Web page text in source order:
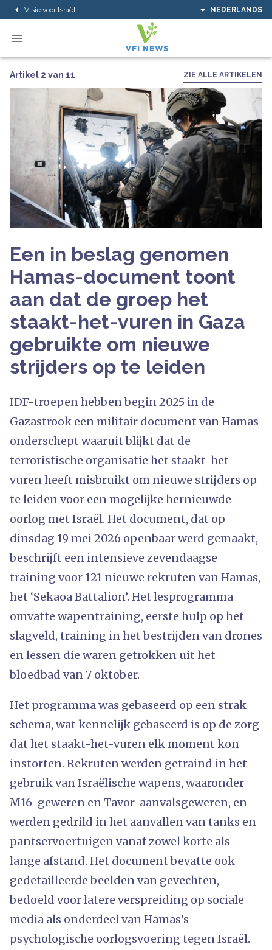
Visie voor Israël NEDERLANDS
Artikel 2 van 11 ZIE ALLE ARTIKELEN
Een in beslag genomen
Hamas-document toont
aan dat de groep het
staakt-het-vuren in Gaza
gebruikte om nieuwe
strijders op te leiden
IDF-troepen hebben begin 2025 in de
Gazastrook een militair document van Hamas
onderschept waaruit blijkt dat de
terroristische organisatie het staakt-het-
vuren heeft misbruikt om nieuwe strijders op
te leiden voor een mogelijke hernieuwde
oorlog met Israël. Het document, dat op
dinsdag 19 mei 2026 openbaar werd gemaakt,
beschrijft een intensieve zevendaagse
training voor 121 nieuwe rekruten van Hamas,
het ‘Sekaoa Battalion’. Het lesprogramma
omvatte wapentraining, eerste hulp op het
slagveld, training in het bestrijden van drones
en lessen die waren getrokken uit het
bloedbad van 7 oktober.
Het programma was gebaseerd op een strak
schema, wat kennelijk gebaseerd is op de zorg
dat het staakt-het-vuren elk moment kon
instorten. Rekruten werden getraind in het
gebruik van Israëlische wapens, waaronder
M16-geweren en Tavor-aanvalsgeweren, en
werden gedrild in het aanvallen van tanks en
pantservoertuigen vanaf zowel korte als
lange afstand. Het document bevatte ook
gedetailleerde beelden van gevechten,
bedoeld voor latere verspreiding op sociale
media als onderdeel van Hamas’s
psychologische oorlogsvoering tegen Israël.